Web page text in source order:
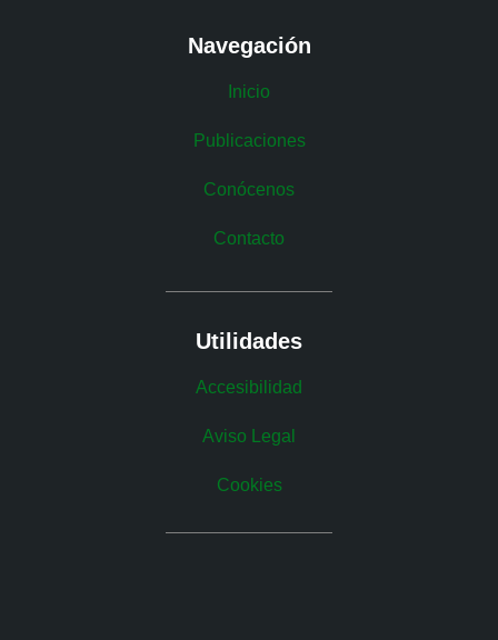
Navegación
Inicio
Publicaciones
Conócenos
Contacto
Utilidades
Accesibilidad
Aviso Legal
Cookies